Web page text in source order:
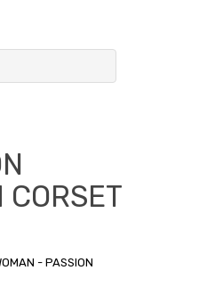
CORSET
- PASSION